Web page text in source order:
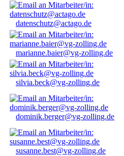
datenschutz@actago.de
marianne.baier@vg-zolling.de
silvia.beck@vg-zolling.de
dominik.berger@vg-zolling.de
susanne.best@vg-zolling.de